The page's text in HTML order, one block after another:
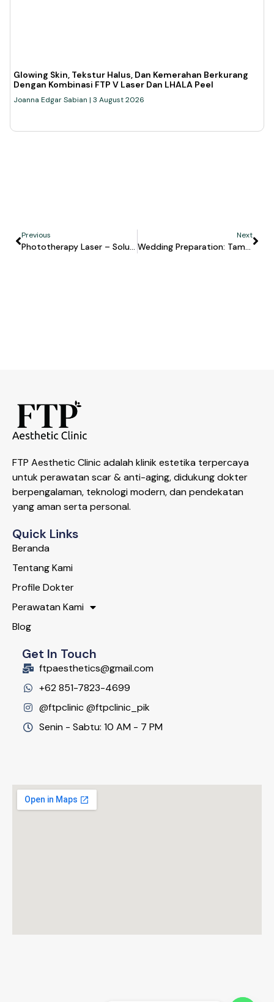
Glowing Skin, Tekstur Halus, Dan Kemerahan Berkurang
Dengan Kombinasi FTP V Laser Dan LHALA Peel
Joanna Edgar Sabian 3 August 2026
Previous
Phototherapy Laser – Solusi Aman & Efektif Untuk Menghilangkan Bulu Permanen
Next
Wedding Preparation: Tampil Kencang & Tirus Alami Dengan Ultra MPT Lift & Slim
FTP Aesthetic Clinic adalah klinik estetika terpercaya
untuk perawatan scar & anti-aging, didukung dokter
berpengalaman, teknologi modern, dan pendekatan
yang aman serta personal.
Quick Links
Beranda
Tentang Kami
Profile Dokter
Perawatan Kami
Blog
Get In Touch
ftpaesthetics@gmail.com
+62 851-7823-4699
@ftpclinic @ftpclinic_pik
Senin - Sabtu: 10 AM - 7 PM